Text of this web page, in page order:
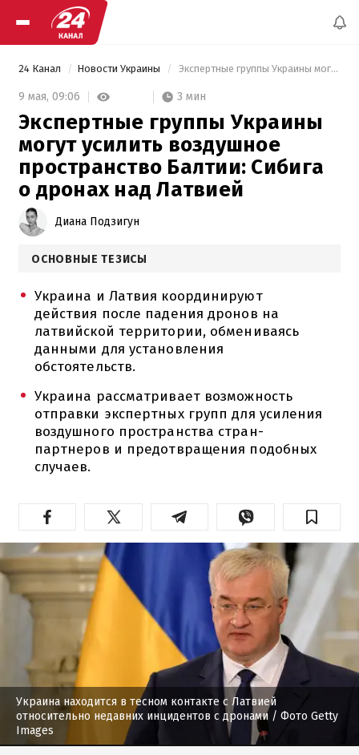
24 Канал Новости Украины Экспертные группы Украины могут усилить воздушное пространство Балтии: Сибига о дронах над Латвией
9 мая, 09:06 3 мин
Экспертные группы Украины
могут усилить воздушное
пространство Балтии: Сибига
о дронах над Латвией
Диана Подзигун
ОСНОВНЫЕ ТЕЗИСЫ
Украина и Латвия координируют
действия после падения дронов на
латвийской территории, обмениваясь
данными для установления
обстоятельств.
Украина рассматривает возможность
отправки экспертных групп для усиления
воздушного пространства стран-
партнеров и предотвращения подобных
случаев.
Украина находится в тесном контакте с Латвией
относительно недавних инцидентов с дронами / Фото Getty
Images